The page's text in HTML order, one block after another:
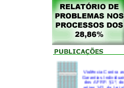
Garantias
dos AFRF: §1º, do
artigo 142, da Lei nº